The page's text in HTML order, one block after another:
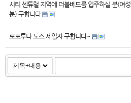
시티 센튜럴 지역에 더블베드룸 입주하실 분(여성
분) 구합니다
로토투나 노스 세입자 구합니다~